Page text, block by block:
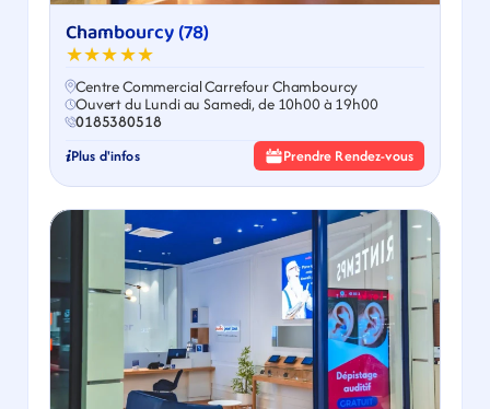
Chambourcy (78)
★★★★★
Centre Commercial Carrefour Chambourcy
Ouvert du Lundi au Samedi, de 10h00 à 19h00
0185380518
Plus d'infos Prendre Rendez-vous